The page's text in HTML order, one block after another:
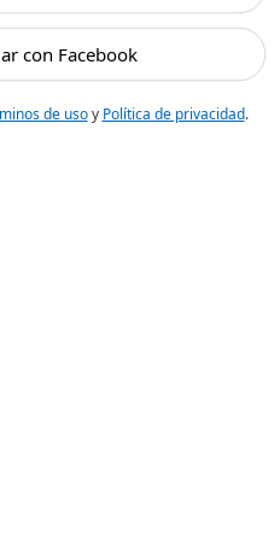
con Facebook
de usoy Política de privacidad.